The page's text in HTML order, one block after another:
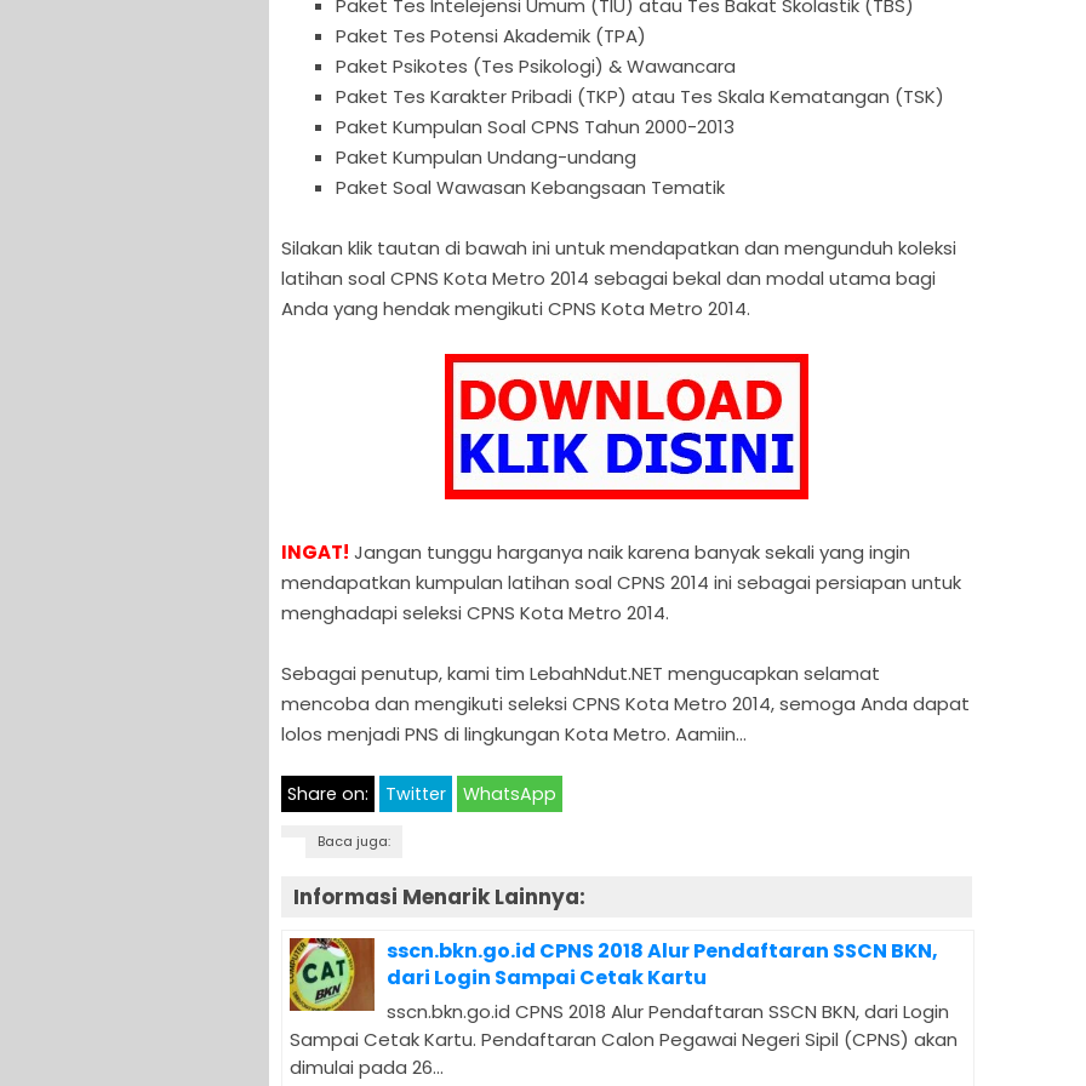
Paket Tes Intelejensi Umum (TIU) atau Tes Bakat Skolastik (TBS)
Paket Tes Potensi Akademik (TPA)
Paket Psikotes (Tes Psikologi) & Wawancara
Paket Tes Karakter Pribadi (TKP) atau Tes Skala Kematangan (TSK)
Paket Kumpulan Soal CPNS Tahun 2000-2013
Paket Kumpulan Undang-undang
Paket Soal Wawasan Kebangsaan Tematik
Silakan klik tautan di bawah ini untuk mendapatkan dan mengunduh koleksi
latihan soal CPNS Kota Metro 2014 sebagai bekal dan modal utama bagi
Anda yang hendak mengikuti CPNS Kota Metro 2014.
INGAT! Jangan tunggu harganya naik karena banyak sekali yang ingin
mendapatkan kumpulan latihan soal CPNS 2014 ini sebagai persiapan untuk
menghadapi seleksi CPNS Kota Metro 2014.
Sebagai penutup, kami tim LebahNdut.NET mengucapkan selamat
mencoba dan mengikuti seleksi CPNS Kota Metro 2014, semoga Anda dapat
lolos menjadi PNS di lingkungan Kota Metro. Aamiin…
Share on: Twitter WhatsApp
Baca juga:
Informasi Menarik Lainnya:
sscn.bkn.go.id CPNS 2018 Alur Pendaftaran SSCN BKN,
dari Login Sampai Cetak Kartu
sscn.bkn.go.id CPNS 2018 Alur Pendaftaran SSCN BKN, dari Login
Sampai Cetak Kartu. Pendaftaran Calon Pegawai Negeri Sipil (CPNS) akan
dimulai pada 26...